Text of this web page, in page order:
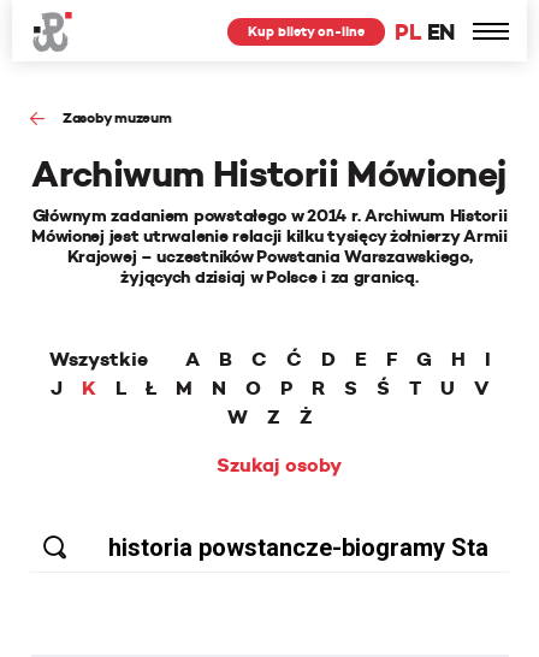
PL EN
Kup bilety on-line
Zasoby muzeum
Archiwum Historii Mówionej
Głównym zadaniem powstałego w 2014 r. Archiwum Historii
Mówionej jest utrwalenie relacji kilku tysięcy żołnierzy Armii
Krajowej – uczestników Powstania Warszawskiego,
żyjących dzisiaj w Polsce i za granicą.
Wszystkie A B C Ć D E F G H
I
J
K L Ł M N O P R S Ś T U
V
W
Z
Ż
Szukaj osoby